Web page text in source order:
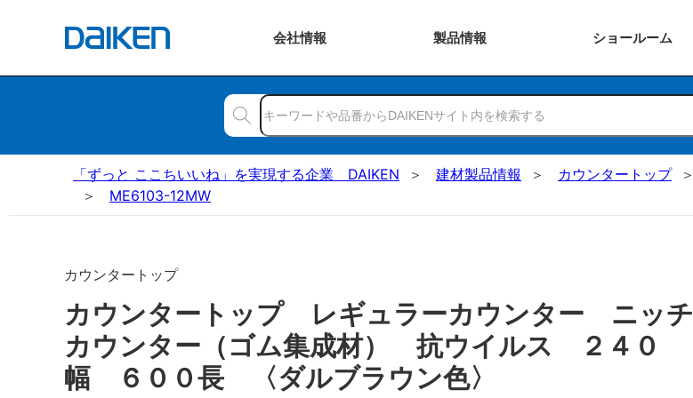
会社情報 製品情報 ショールーム
「ずっと ここちいいね」を実現する企業 DAIKEN 建材製品情報 カウンタートップ
ME6103-12MW
カウンタートップ
カウンタートップ レギュラーカウンター ニッチ
カウンター（ゴム集成材） 抗ウイルス ２４０
幅 ６００長 〈ダルブラウン色〉